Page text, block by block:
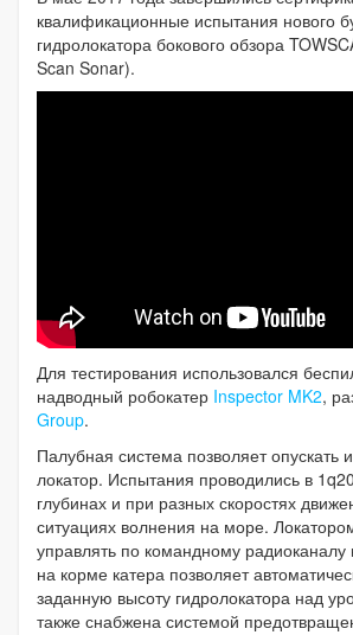
квалификационные испытания нового
гидролокатора бокового обзора
Scan Sonar).
Для тестирования использовался
надводный робокатер Inspector MK2,
Group.
Палубная система позволяет опускать
локатор. Испытания проводились в
глубинах и при разных скоростях
ситуациях волнения на море.
управлять по командному радиоканалу
на корме катера позволяет
заданную высоту гидролокатора над
также снабжена системой